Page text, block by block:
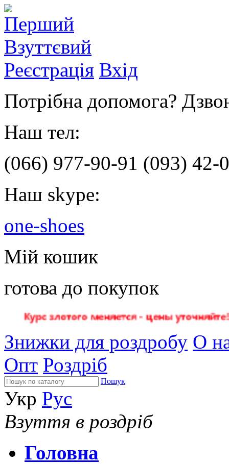
Реєстрація Вхід
Потрібна допомога?
Наш тел:
(066) 977-90-91 (093) 42-
Наш skype:
one-shoes
Мій кошик
готова до покупок
Знижки для роздробу О
Опт Роздріб
Пошук
Укр Рус
Взуття в роздріб
Головна